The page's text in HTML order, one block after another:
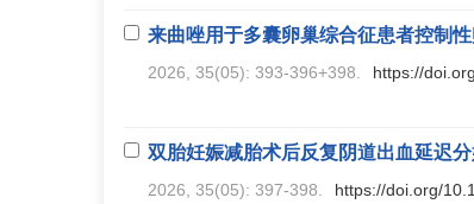
来曲唑用于多囊卵巢综合征患者控制
2026, 35(05): 393-396+398. https://
双胎妊娠减胎术后反复阴道出血延迟分
2026, 35(05): 397-398. https://doi.org/